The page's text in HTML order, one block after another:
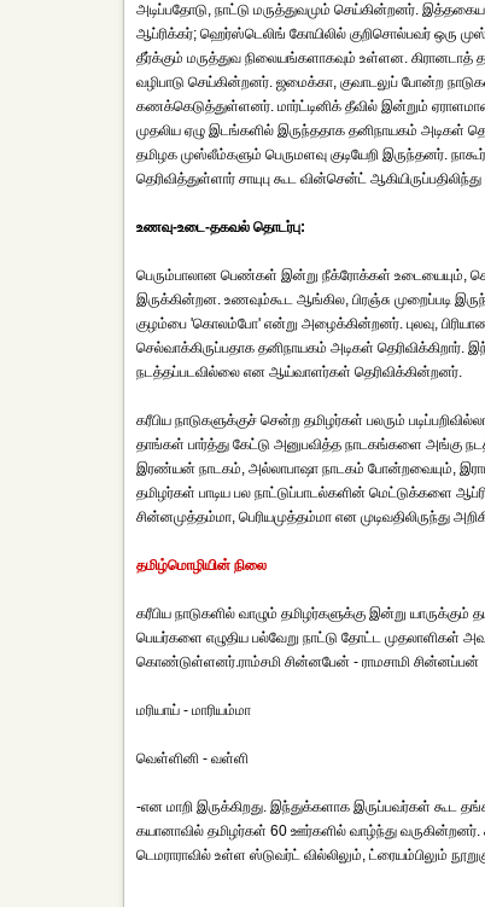
அடிப்பதோடு, நாட்டு மருத்துவமும் செய்கின்றனர்.
ஆப்ரிக்கர்; ஹெர்ஸ்டெலிங் கோயிலில் குறிசொல்பவர் ஒரு
தீர்க்கும் மருத்துவ நிலையங்களாகவும் உள்ளன. கிரானடாத்
வழிபாடு செய்கின்றனர். ஜமைக்கா, குவாடலுப் போன்ற
கணக்கெடுத்துள்ளனர். மார்ட்டினிக் தீவில் இன்றும்
முதலிய ஏழு இடங்களில் இருந்ததாக தனிநாயகம் அடிகள்
தமிழக முஸ்லீம்களும் பெருமளவு குடியேறி இருந்தனர்.
தெரிவித்துள்ளார் சாயுபு கூட வின்சென்ட்
உணவு-உடை-தகவல் தொடர்பு:
பெரும்பாலான பெண்கள் இன்று நீக்ரோக்கள் உடையையும்,
இருக்கின்றன. உணவும்கூட ஆங்கில, பிரஞ்சு முறைப்படி
குழம்பை 'கொலம்போ' என்று அழைக்கின்றனர். புலவு,
செல்வாக்கிருப்பதாக தனிநாயகம் அடிகள்
நடத்தப்படவில்லை என ஆய்வாளர்கள் தெரிவிக்கின்றனர்.
கரீபிய நாடுகளுக்குச் சென்ற தமிழர்கள் பலரும்
தாங்கள் பார்த்து கேட்டு அனுபவித்த நாடகங்களை அங்கு
இரண்யன் நாடகம், அல்லாபாஷா நாடகம் போன்றவையும்,
தமிழர்கள் பாடிய பல நாட்டுப்பாடல்களின் மெட்டுக்களை
சின்னமுத்தம்மா, பெரியமுத்தம்மா என முடிவதிலிருந்து
தமிழ்மொழியின் நிலை
கரீபிய நாடுகளில் வாழும் தமிழர்களுக்கு இன்று
பெயர்களை எழுதிய பல்வேறு நாட்டு தோட்ட முதலாளிகள்
கொண்டுள்ளனர்.ராம்சமி சின்னபேன் - ராமசாமி சின்னப்பன்
மரியாய் - மாரியம்மா
வெள்ளினி - வள்ளி
-என மாறி இருக்கிறது. இந்துக்களாக இருப்பவர்கள் கூட
கயானாவில் தமிழர்கள் 60 ஊர்களில் வாழ்ந்து
டெமராராவில் உள்ள ஸ்டுவர்ட் வில்லிலும், ட்ரையம்பிலும்